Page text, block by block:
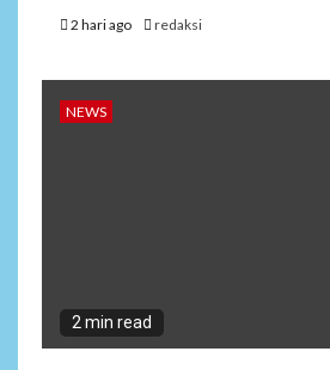
2 hari ago redaksi
NEWS
2 min read